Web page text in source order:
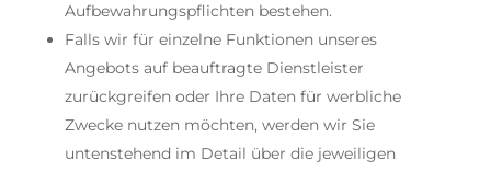
Aufbewahrungspflichten bestehen.
Falls wir für einzelne Funktionen unseres
Angebots auf beauftragte Dienstleister
zurückgreifen oder Ihre Daten für werbliche
Zwecke nutzen möchten, werden wir Sie
untenstehend im Detail über die jeweiligen